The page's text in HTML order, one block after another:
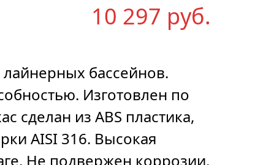
10 297 руб.
бассейнов.
Изготовлен по
сделан из ABS пластика,
AISI 316. Высокая
Не подвержен коррозии.